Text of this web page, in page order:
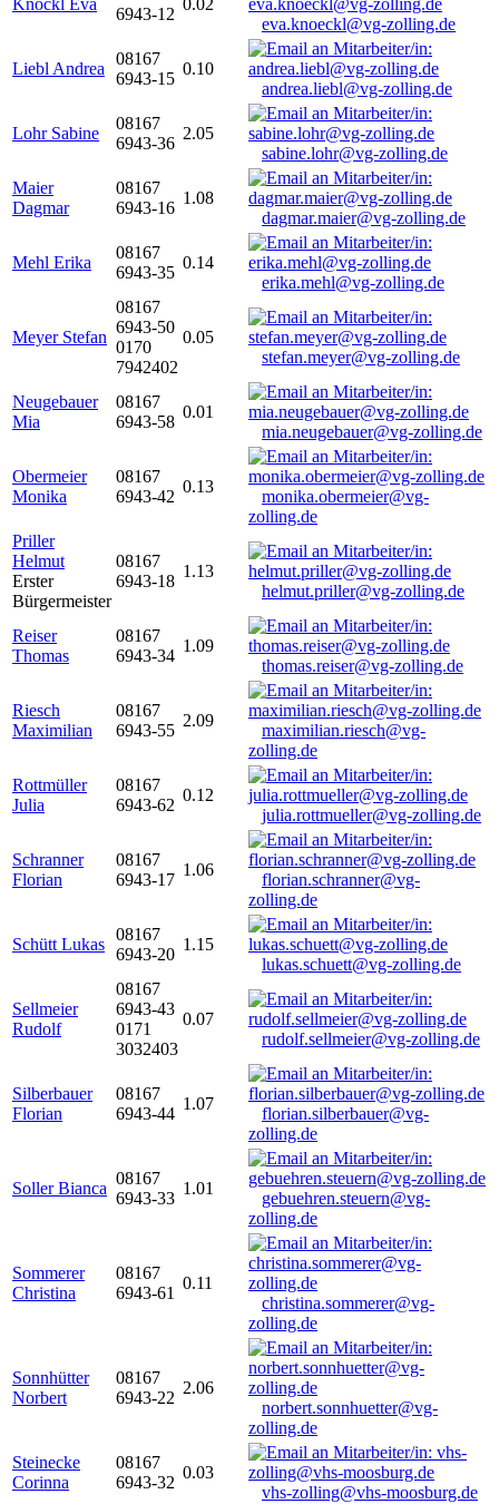
Knöckl Eva
6943-12
0.02
eva.knoeckl@vg-zolling.de
Liebl Andrea
08167
6943-15
0.10
andrea.liebl@vg-zolling.de
Lohr Sabine
08167
6943-36
2.05
sabine.lohr@vg-zolling.de
Maier
Dagmar
08167
6943-16
1.08
dagmar.maier@vg-zolling.de
Mehl Erika
08167
6943-35
0.14
erika.mehl@vg-zolling.de
Meyer Stefan
08167
6943-50
0170
7942402
0.05
stefan.meyer@vg-zolling.de
Neugebauer
Mia
08167
6943-58
0.01
mia.neugebauer@vg-zolling.de
Obermeier
Monika
08167
6943-42
0.13
monika.obermeier@vg-
zolling.de
Priller
Helmut
Erster
Bürgermeister
08167
6943-18
1.13
helmut.priller@vg-zolling.de
Reiser
Thomas
08167
6943-34
1.09
thomas.reiser@vg-zolling.de
Riesch
Maximilian
08167
6943-55
2.09
maximilian.riesch@vg-
zolling.de
Rottmüller
Julia
08167
6943-62
0.12
julia.rottmueller@vg-zolling.de
Schranner
Florian
08167
6943-17
1.06
florian.schranner@vg-
zolling.de
Schütt Lukas
08167
6943-20
1.15
lukas.schuett@vg-zolling.de
Sellmeier
Rudolf
08167
6943-43
0171
3032403
0.07
rudolf.sellmeier@vg-zolling.de
Silberbauer
Florian
08167
6943-44
1.07
florian.silberbauer@vg-
zolling.de
Soller Bianca
08167
6943-33
1.01
gebuehren.steuern@vg-
zolling.de
Sommerer
Christina
08167
6943-61
0.11
christina.sommerer@vg-
zolling.de
Sonnhütter
Norbert
08167
6943-22
2.06
norbert.sonnhuetter@vg-
zolling.de
Steinecke
Corinna
08167
6943-32
0.03
vhs-zolling@vhs-moosburg.de